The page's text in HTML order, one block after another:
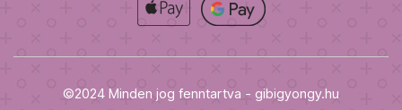
©2024 Minden jog fenntartva - gibigyongy.hu